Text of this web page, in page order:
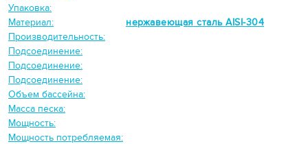
Упаковка:
Материал:
нержавеющая сталь AISI-304
Производительность:
Подсоединение:
Подсоединение:
Подсоединение:
Объем бассейна:
Масса песка:
Мощность:
Мощность потребляемая: